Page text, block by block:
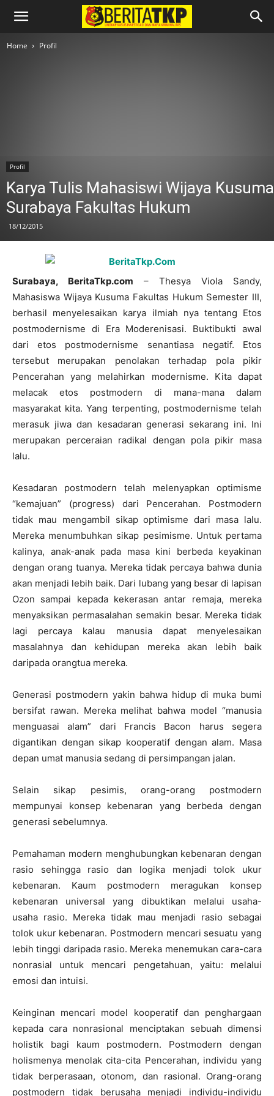
Home Profil
Profil
Karya Tulis Mahasiswi Wijaya Kusuma
Surabaya Fakultas Hukum
18/12/2015
Surabaya, BeritaTkp.com – Thesya Viola Sandy,
Mahasiswa Wijaya Kusuma Fakultas Hukum Semester III,
berhasil menyelesaikan karya ilmiah nya tentang Etos
postmodernisme di Era Moderenisasi. Buktibukti awal
dari etos postmodernisme senantiasa negatif. Etos
tersebut merupakan penolakan terhadap pola pikir
Pencerahan yang melahirkan modernisme. Kita dapat
melacak etos postmodern di mana-mana dalam
masyarakat kita. Yang terpenting, postmodernisme telah
merasuk jiwa dan kesadaran generasi sekarang ini. Ini
merupakan perceraian radikal dengan pola pikir masa
lalu.
Kesadaran postmodern telah melenyapkan optimisme
“kemajuan” (progress) dari Pencerahan. Postmodern
tidak mau mengambil sikap optimisme dari masa lalu.
Mereka menumbuhkan sikap pesimisme. Untuk pertama
kalinya, anak-anak pada masa kini berbeda keyakinan
dengan orang tuanya. Mereka tidak percaya bahwa dunia
akan menjadi lebih baik. Dari lubang yang besar di lapisan
Ozon sampai kepada kekerasan antar remaja, mereka
menyaksikan permasalahan semakin besar. Mereka tidak
lagi percaya kalau manusia dapat menyelesaikan
masalahnya dan kehidupan mereka akan lebih baik
daripada orangtua mereka.
Generasi postmodern yakin bahwa hidup di muka bumi
bersifat rawan. Mereka melihat bahwa model “manusia
menguasai alam” dari Francis Bacon harus segera
digantikan dengan sikap kooperatif dengan alam. Masa
depan umat manusia sedang di persimpangan jalan.
Selain sikap pesimis, orang-orang postmodern
mempunyai konsep kebenaran yang berbeda dengan
generasi sebelumnya.
Pemahaman modern menghubungkan kebenaran dengan
rasio sehingga rasio dan logika menjadi tolok ukur
kebenaran. Kaum postmodern meragukan konsep
kebenaran universal yang dibuktikan melalui usaha-
usaha rasio. Mereka tidak mau menjadi rasio sebagai
tolok ukur kebenaran. Postmodern mencari sesuatu yang
lebih tinggi daripada rasio. Mereka menemukan cara-cara
nonrasial untuk mencari pengetahuan, yaitu: melalui
emosi dan intuisi.
Keinginan mencari model kooperatif dan penghargaan
kepada cara nonrasional menciptakan sebuah dimensi
holistik bagi kaum postmodern. Postmodern dengan
holismenya menolak cita-cita Pencerahan, individu yang
tidak berperasaan, otonom, dan rasional. Orang-orang
postmodern tidak berusaha menjadi individu-individu